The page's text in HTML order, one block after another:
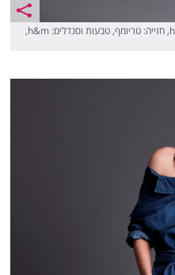
חולצה: רנגלר, ז'קט: Adika, מכנסיים: h&m, חזייה: טריומף, טבעות וסנדלים: h&m,